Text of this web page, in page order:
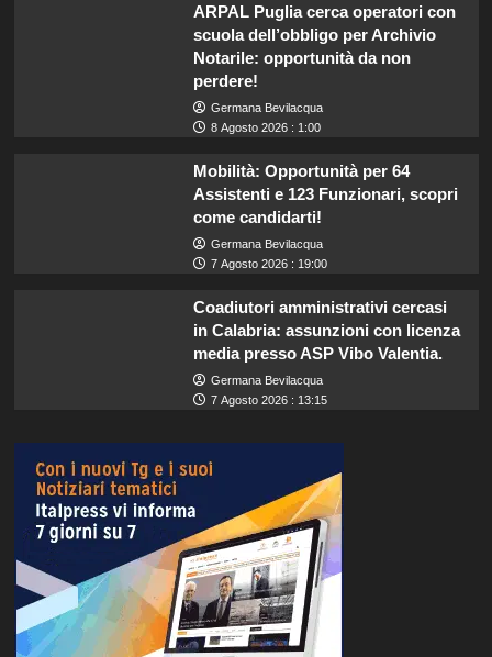
ARPAL Puglia cerca operatori con
scuola dell’obbligo per Archivio
Notarile: opportunità da non
perdere!
Germana Bevilacqua
8 Agosto 2026 : 1:00
Mobilità: Opportunità per 64
Assistenti e 123 Funzionari, scopri
come candidarti!
Germana Bevilacqua
7 Agosto 2026 : 19:00
Coadiutori amministrativi cercasi
in Calabria: assunzioni con licenza
media presso ASP Vibo Valentia.
Germana Bevilacqua
7 Agosto 2026 : 13:15